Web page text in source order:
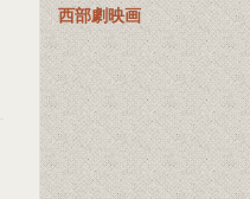
西部劇映画